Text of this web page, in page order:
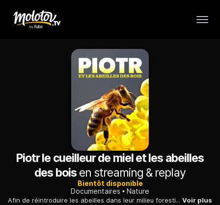
Piotr le cueilleur de miel et les abeilles
des boisen streaming & replay
Bientôt disponible
Documentaires
Nature
Afin de réintroduire les abeilles dans leur milieu forestier d'origine, Piotr Pilasiewicz construit des ruches dans les arbres. Le miel n'est récolté qu'une fois par an. Voir plus